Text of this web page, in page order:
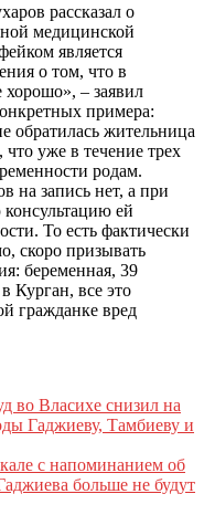
рассказал о
медицинской
является
о том, что в
хорошо», – заявил
примера:
обратилась жительница
уже в течение трех
родам.
на запись нет, а при
ей
То есть фактически
скоро призывать
беременная, 39
Курган, все это
гражданке вред
во Власихе снизил на
Гаджиеву, Тамбиеву и
с напоминанием об
больше не будут